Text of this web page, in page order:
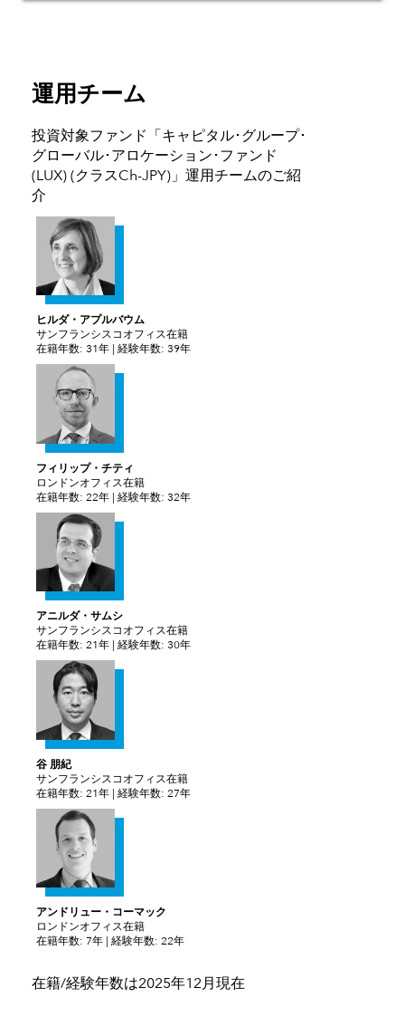
運用チーム
投資対象ファンド「キャピタル･グループ･
グローバル･アロケーション･ファンド
(LUX) (クラスCh-JPY)」運用チームのご紹
介
ヒルダ・アプルバウム
サンフランシスコオフィス在籍
在籍年数: 31年 | 経験年数: 39年
フィリップ・チティ
ロンドンオフィス在籍
在籍年数: 22年 | 経験年数: 32年
アニルダ・サムシ
サンフランシスコオフィス在籍
在籍年数: 21年 | 経験年数: 30年
谷 朋紀
サンフランシスコオフィス在籍
在籍年数: 21年 | 経験年数: 27年
アンドリュー・コーマック
ロンドンオフィス在籍
在籍年数: 7年 | 経験年数: 22年
在籍/経験年数は2025年12月現在